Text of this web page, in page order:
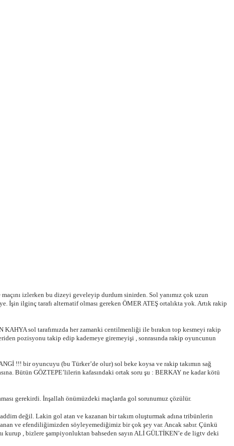
izlerken bu dizeyi geveleyip durdum sinirden. Sol yanımız çok uzun
İşin ilginç tarafı alternatif olması gereken ÖMER ATEŞ ortalıkta yok. Artık rakip
sol tarafımızda her zamanki centilmenliği ile bırakın top kesmeyi rakip
pozisyonu takip edip kademeye giremeyişi , sonrasında rakip oyuncunun
!!! bir oyuncuyu (bu Türker’de olur) sol beke koysa ve rakip takımın sağ
Bütün GÖZTEPE’lilerin kafasındaki ortak soru şu : BERKAY ne kadar kötü
gerekirdi. İnşallah önümüzdeki maçlarda gol sorunumuz çözülür.
değil. Lakin gol atan ve kazanan bir takım oluşturmak adına tribünlerin
ve efendiliğimizden söyleyemediğimiz bir çok şey var. Ancak sabır. Çünkü
kurup , bizlere şampiyonluktan bahseden sayın ALİ GÜLTİKEN’e de ligtv deki